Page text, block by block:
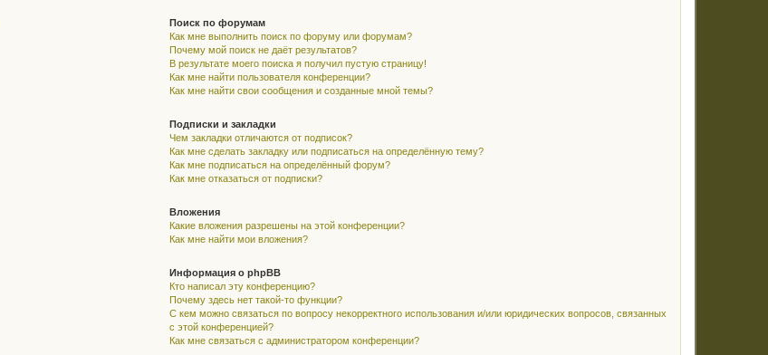
Поиск по форумам
Как мне выполнить поиск по форуму или форумам?
Почему мой поиск не даёт результатов?
В результате моего поиска я получил пустую страницу!
Как мне найти пользователя конференции?
Как мне найти свои сообщения и созданные мной темы?
Подписки и закладки
Чем закладки отличаются от подписок?
Как мне сделать закладку или подписаться на определённую тему?
Как мне подписаться на определённый форум?
Как мне отказаться от подписки?
Вложения
Какие вложения разрешены на этой конференции?
Как мне найти мои вложения?
Информация о phpBB
Кто написал эту конференцию?
Почему здесь нет такой-то функции?
С кем можно связаться по вопросу некорректного использования и/или юридических вопросов, связанных
с этой конференцией?
Как мне связаться с администратором конференции?